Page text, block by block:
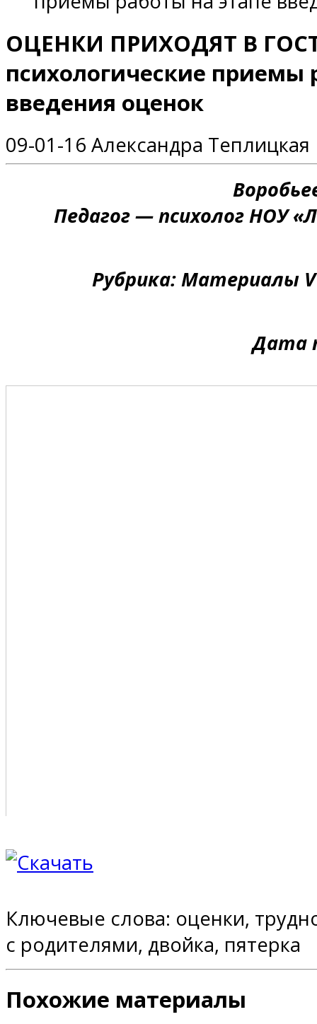
ОЦЕНКИ ПРИХОДЯТ В
психологические приемы
введения оценок
09-01-16 Александра Теплицкая
Педагог — психолог НОУ
Рубрика: Материалы V
Дата
Ключевые слова: оценки,
с родителями, двойка, пятерка
Похожие материалы